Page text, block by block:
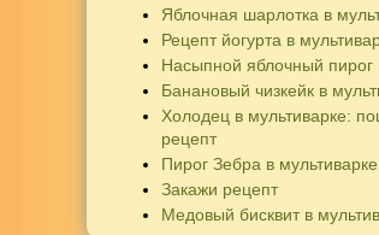
Яблочная шарлотка в
Рецепт йогурта в
Насыпной яблочный пирог
Банановый чизкейк в
Холодец в мультиварке:
рецепт
Пирог Зебра в мультиварке
Закажи рецепт
Медовый бисквит в